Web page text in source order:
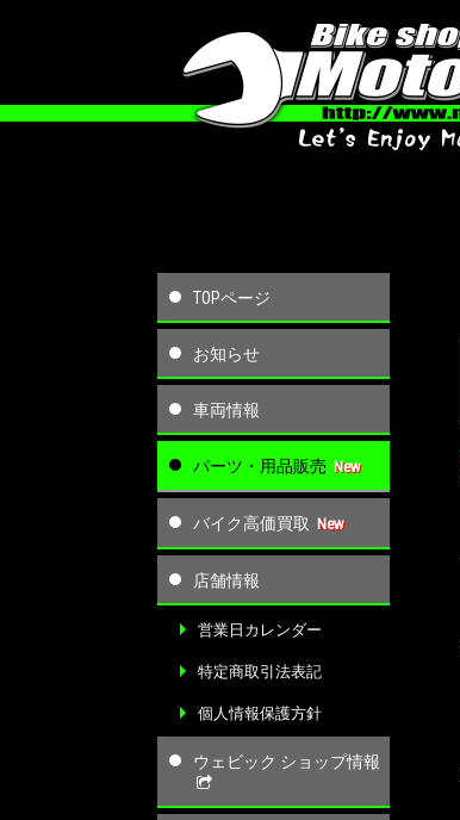
TOPページ
お知らせ
車両情報
パーツ・用品販売
バイク高価買取
店舗情報
営業日カレンダー
特定商取引法表記
個人情報保護方針
ウェビック ショップ情報